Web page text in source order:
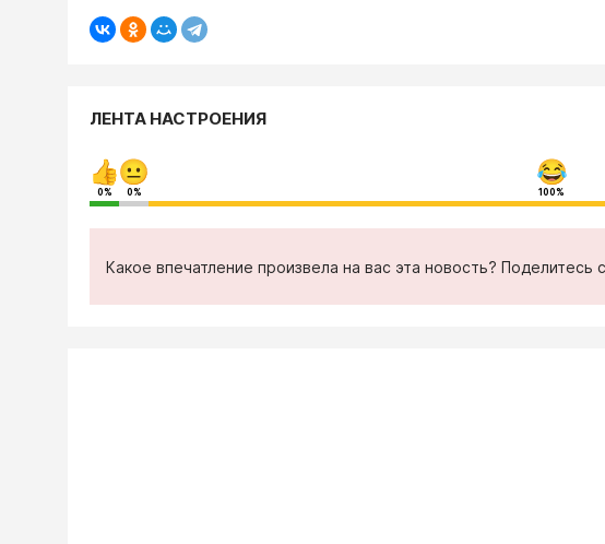
ЛЕНТА НАСТРОЕНИЯ
0% 0% 100%
Какое впечатление произвела на вас эта новость? Поделитесь